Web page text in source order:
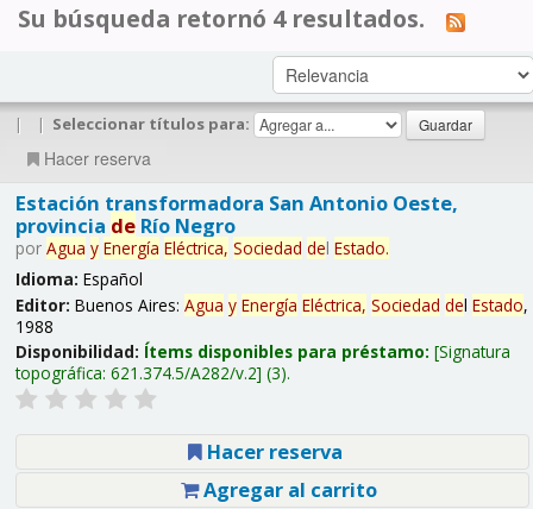
Su búsqueda retornó 4 resultados.
| | Seleccionar títulos para:
Hacer reserva
Estación transformadora San Antonio Oeste,
provincia deRío Negro
por Agua y Energía Eléctrica, Sociedad del Estado.
Idioma: Español
Editor: Buenos Aires: Agua y Energía Eléctrica, Sociedad del Estado,
1988
Disponibilidad: Ítems disponibles para préstamo: Signatura
topográfica: 621.374.5/A282/v.2 (3).
Hacer reserva
Agregar al carrito